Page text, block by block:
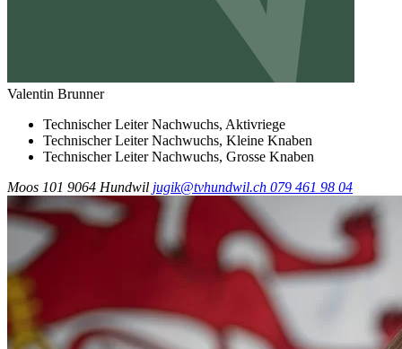
Valentin Brunner
Technischer Leiter Nachwuchs, Aktivriege
Technischer Leiter Nachwuchs, Kleine Knaben
Technischer Leiter Nachwuchs, Grosse Knaben
Moos 101 9064 Hundwil jugik@tvhundwil.ch 079 461 98 04